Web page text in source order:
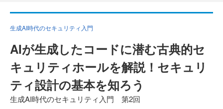
生成AI時代のセキュリティ入門
AIが生成したコードに潜む古典的セ
キュリティホールを解説！セキュリ
ティ設計の基本を知ろう
生成AI時代のセキュリティ入門 第2回